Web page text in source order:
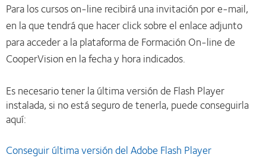
Para los cursos on-line recibirá una invitación por e-mail,
en la que tendrá que hacer click sobre el enlace adjunto
para acceder a la plataforma de Formación On-line de
CooperVision en la fecha y hora indicados.
Es necesario tener la última versión de Flash Player
instalada, si no está seguro de tenerla, puede conseguirla
aquí:
Conseguir última versión del Adobe Flash Player